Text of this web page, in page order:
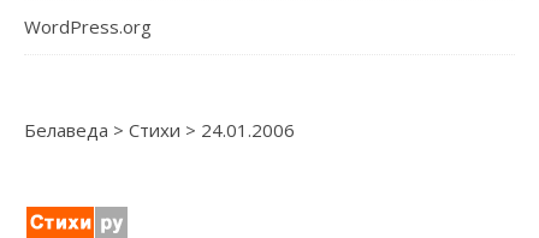
WordPress.org
Белаведа > Стихи > 24.01.2006